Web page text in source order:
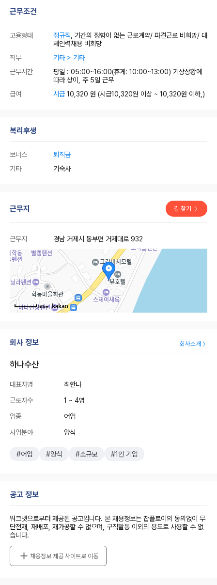
근무조건
고용형태 정규직 , 기간의 정함이 없는 근로계약/ 파견근로 비희망/ 대
체인력채용 비희망
직무
기타 > 기타
근무시간
평일 : 05:00~16:00(휴게: 10:00~13:00) 기상상황에
따라 상이, 주 5일 근무
급여
시급 10,320 원 (시급10,320원 이상 ~ 10,320원 이하,)
복리후생
보너스
퇴직금
기타
기숙사
근무지 길 찾기
근무지 경남 거제시 동부면 거제대로 932
50m
회사 정보 회사소개
하나수산
대표자명
최한나
근로자수
1 ~ 4명
업종
어업
사업분야
양식
#어업 #양식 #소규모 #1인 기업
공고 정보
워크넷으로부터 제공된 공고입니다. 본 채용정보는 잡플로이의 동의없이 무
단전재, 재배포, 재가공할 수 없으며, 구직활동 이외의 용도로 사용할 수 없
습니다.
채용정보 제공 사이트로 이동